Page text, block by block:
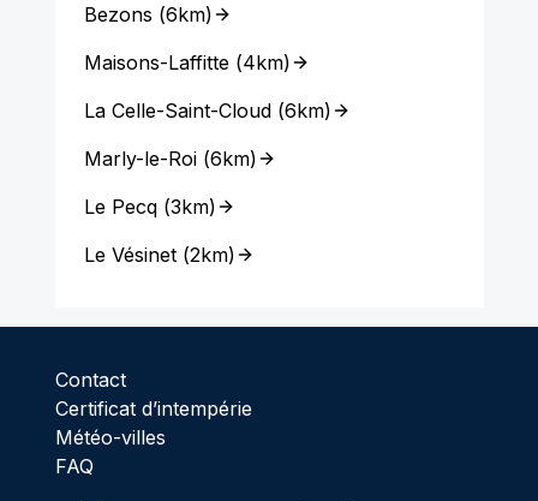
Bezons (6km)
Maisons-Laffitte(4km)
La Celle-Saint-Cloud(6km)
Marly-le-Roi(6km)
Le Pecq(3km)
Le Vésinet(2km)
Contact
Certificat d’intempérie
Météo-villes
FAQ